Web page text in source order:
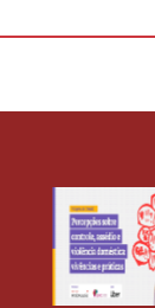
VEJA